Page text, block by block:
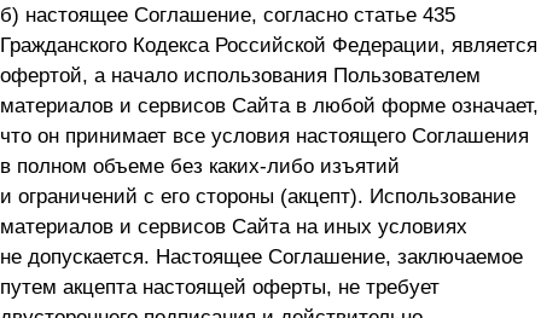
б) настоящее Соглашение, согласно статье 435
Гражданского Кодекса Российской Федерации, является
офертой, а начало использования Пользователем
материалов и сервисов Сайта в любой форме означает,
что он принимает все условия настоящего Соглашения
в полном объеме без каких-либо изъятий
и ограничений с его стороны (акцепт). Использование
материалов и сервисов Сайта на иных условиях
не допускается. Настоящее Соглашение, заключаемое
путем акцепта настоящей оферты, не требует